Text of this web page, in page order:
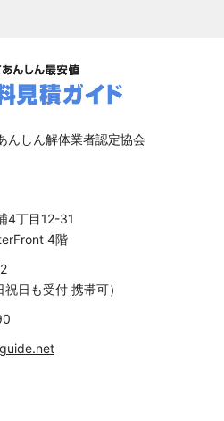
んしん解体業者認定協会
4丁目12-31
4階
祝日も受付 携帯可）